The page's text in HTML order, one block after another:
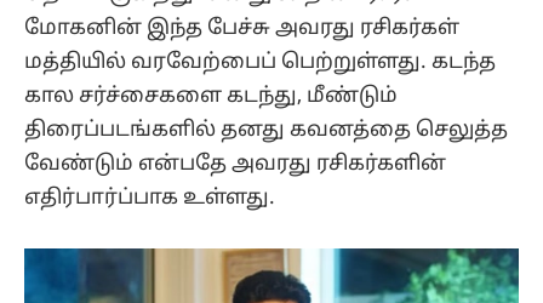
மோகனின் இந்த பேச்சு அவரது ரசிகர்கள்
மத்தியில் வரவேற்பைப் பெற்றுள்ளது. கடந்த
கால சர்ச்சைகளை கடந்து, மீண்டும்
திரைப்படங்களில் தனது கவனத்தை செலுத்த
வேண்டும் என்பதே அவரது ரசிகர்களின்
எதிர்பார்ப்பாக உள்ளது.